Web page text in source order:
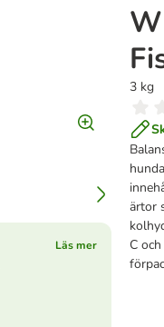
3 kg
ärtor
C
Läs mer